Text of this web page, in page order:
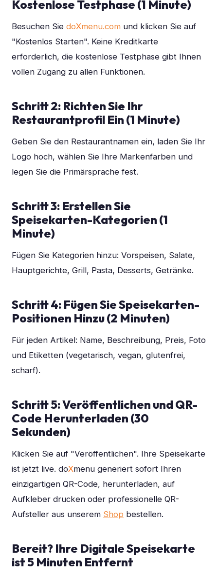
Kostenlose Testphase (1 Minute)
Besuchen Sie doXmenu.com und klicken Sie auf
"Kostenlos Starten". Keine Kreditkarte
erforderlich, die kostenlose Testphase gibt Ihnen
vollen Zugang zu allen Funktionen.
Schritt 2: Richten Sie Ihr
Restaurantprofil Ein (1 Minute)
Geben Sie den Restaurantnamen ein, laden Sie Ihr
Logo hoch, wählen Sie Ihre Markenfarben und
legen Sie die Primärsprache fest.
Schritt 3: Erstellen Sie
Speisekarten-Kategorien (1
Minute)
Fügen Sie Kategorien hinzu: Vorspeisen, Salate,
Hauptgerichte, Grill, Pasta, Desserts, Getränke.
Schritt 4: Fügen Sie Speisekarten-
Positionen Hinzu (2 Minuten)
Für jeden Artikel: Name, Beschreibung, Preis, Foto
und Etiketten (vegetarisch, vegan, glutenfrei,
scharf).
Schritt 5: Veröffentlichen und QR-
Code Herunterladen (30
Sekunden)
Klicken Sie auf "Veröffentlichen". Ihre Speisekarte
ist jetzt live. doXmenu generiert sofort Ihren
einzigartigen QR-Code, herunterladen, auf
Aufkleber drucken oder professionelle QR-
Aufsteller aus unserem Shop bestellen.
Bereit? Ihre Digitale Speisekarte
ist 5 Minuten Entfernt